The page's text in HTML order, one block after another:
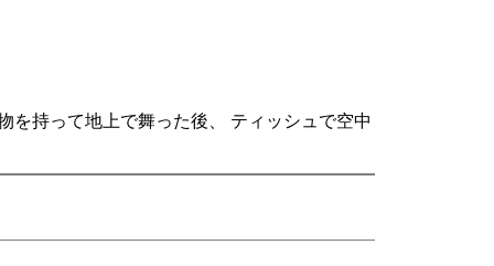
を持って地上で舞った後、 ティッシュで空中